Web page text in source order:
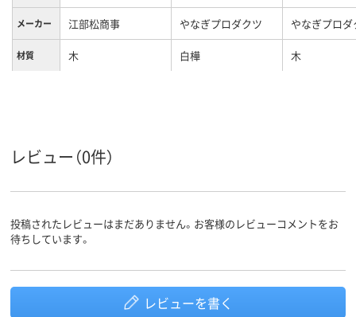
メーカー 江部松商事 やなぎプロダクツ やなぎプロダ
材質 木 白樺 木
レビュー（0件）
投稿されたレビューはまだありません。お客様のレビューコメントをお
待ちしています。
レビューを書く